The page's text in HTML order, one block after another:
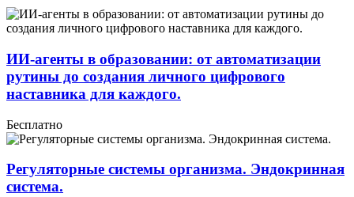
ИИ-агенты в образовании: от автоматизации
рутины до создания личного цифрового
наставника для каждого.
Бесплатно
Регуляторные системы организма. Эндокринная
система.